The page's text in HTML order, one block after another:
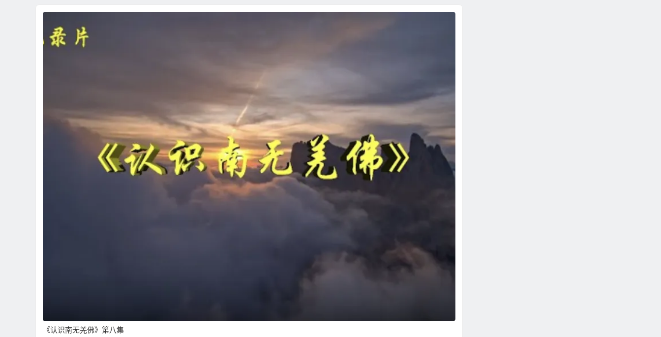
《认识南无羌佛》第八集